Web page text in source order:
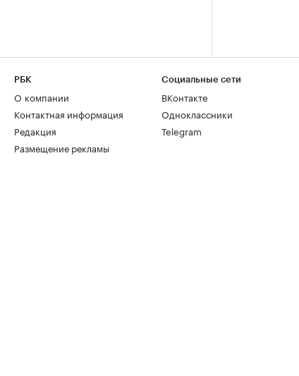
РБК
О компании
Контактная информация
Редакция
Размещение рекламы
Социальные сети
ВКонтакте
Одноклассники
Telegram